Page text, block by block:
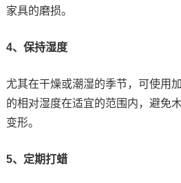
家具的磨损。
4、保持湿度
尤其在干燥或潮湿的季节，可使用
的相对湿度在适宜的范围内，避免
变形。
5、定期打蜡